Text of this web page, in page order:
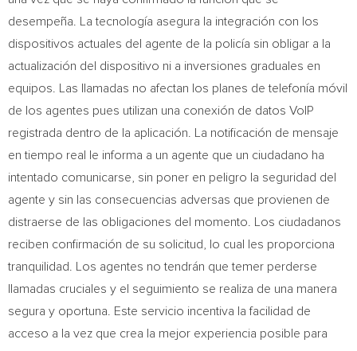
desempeña. La tecnología asegura la integración con los
dispositivos actuales del agente de la policía sin obligar a la
actualización del dispositivo ni a inversiones graduales en
equipos. Las llamadas no afectan los planes de telefonía móvil
de los agentes pues utilizan una conexión de datos VoIP
registrada dentro de la aplicación. La notificación de mensaje
en tiempo real le informa a un agente que un ciudadano ha
intentado comunicarse, sin poner en peligro la seguridad del
agente y sin las consecuencias adversas que provienen de
distraerse de las obligaciones del momento. Los ciudadanos
reciben confirmación de su solicitud, lo cual les proporciona
tranquilidad. Los agentes no tendrán que temer perderse
llamadas cruciales y el seguimiento se realiza de una manera
segura y oportuna. Este servicio incentiva la facilidad de
acceso a la vez que crea la mejor experiencia posible para